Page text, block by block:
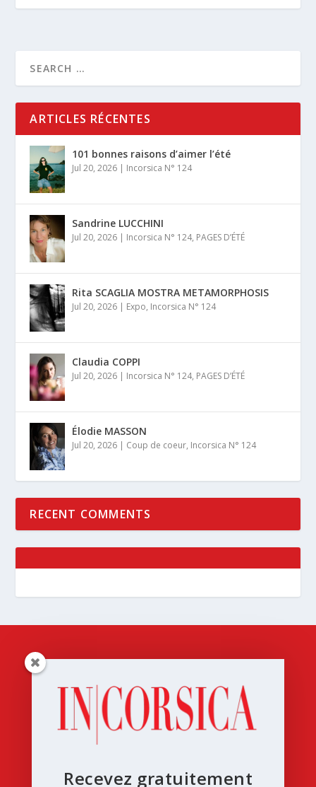
ARTICLES RÉCENTES
101 bonnes raisons d’aimer l’été
Jul 20, 2026 | Incorsica N° 124
Sandrine LUCCHINI
Jul 20, 2026 | Incorsica N° 124, PAGES D’ÉTÉ
Rita SCAGLIA MOSTRA METAMORPHOSIS
Jul 20, 2026 | Expo, Incorsica N° 124
Claudia COPPI
Jul 20, 2026 | Incorsica N° 124, PAGES D’ÉTÉ
Élodie MASSON
Jul 20, 2026 | Coup de coeur, Incorsica N° 124
RECENT COMMENTS
Recevez gratuitement